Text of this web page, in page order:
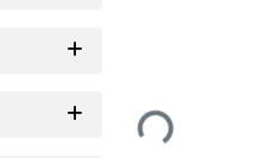
Loading...